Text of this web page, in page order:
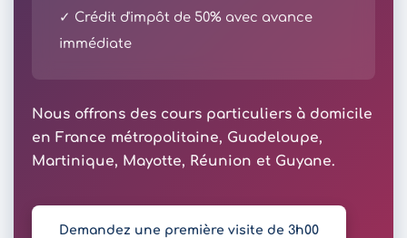
✓ Crédit d'impôt de 50% avec avance
immédiate
Nous offrons des cours particuliers à domicile
en France métropolitaine, Guadeloupe,
Martinique, Mayotte, Réunion et Guyane.
Demandez une première visite de 3h00